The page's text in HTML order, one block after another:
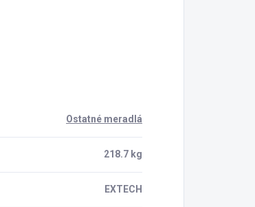
Ostatné meradlá
218.7 kg
EXTECH